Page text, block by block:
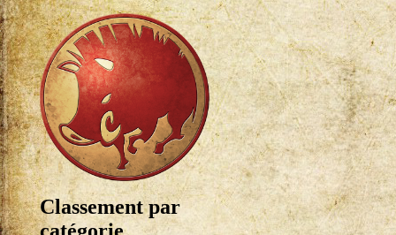
Classement par